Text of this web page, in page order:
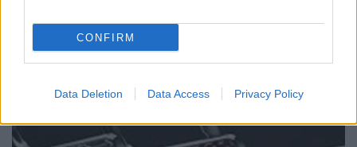
CONFIRM
Data Deletion Data Access Privacy Policy